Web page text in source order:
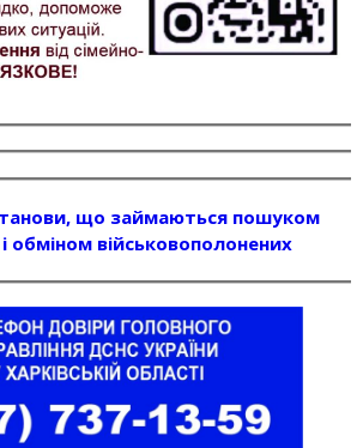
що займаються пошуком
і обміном військовополонених